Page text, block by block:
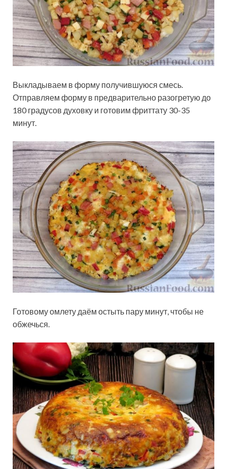
Выкладываем в форму получившуюся смесь.
Отправляем форму в предварительно разогретую до
180 градусов духовку и готовим фриттату 30-35
минут.
Готовому омлету даём остыть пару минут, чтобы не
обжечься.